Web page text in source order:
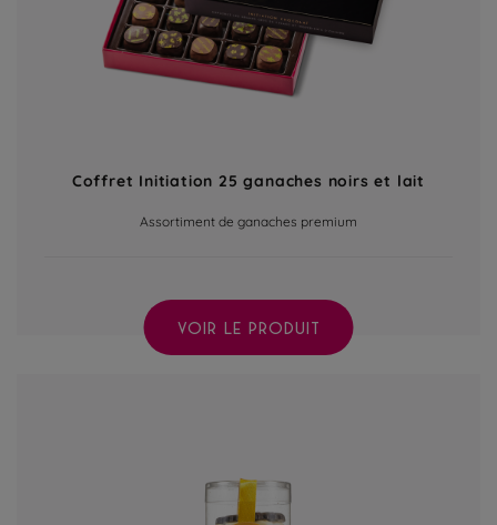
Coffret Initiation 25 ganaches noirs et lait
Assortiment de ganaches premium
VOIR LE PRODUIT